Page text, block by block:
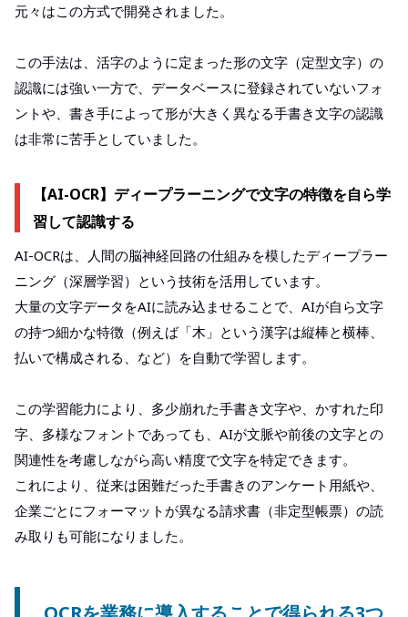
元々はこの方式で開発されました。
この手法は、活字のように定まった形の文字（定型文字）の
認識には強い一方で、データベースに登録されていないフォ
ントや、書き手によって形が大きく異なる手書き文字の認識
は非常に苦手としていました。
【AI-OCR】ディープラーニングで文字の特徴を自ら学
習して認識する
AI-OCRは、人間の脳神経回路の仕組みを模したディープラー
ニング（深層学習）という技術を活用しています。
大量の文字データをAIに読み込ませることで、AIが自ら文字
の持つ細かな特徴（例えば「木」という漢字は縦棒と横棒、
払いで構成される、など）を自動で学習します。
この学習能力により、多少崩れた手書き文字や、かすれた印
字、多様なフォントであっても、AIが文脈や前後の文字との
関連性を考慮しながら高い精度で文字を特定できます。
これにより、従来は困難だった手書きのアンケート用紙や、
企業ごとにフォーマットが異なる請求書（非定型帳票）の読
み取りも可能になりました。